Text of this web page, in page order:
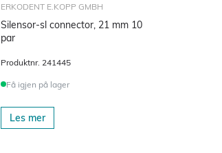
ERKODENT E.KOPP GMBH
Silensor-sl connector, 21 mm 10
par
Produktnr. 241445
Få igjen på lager
Les mer